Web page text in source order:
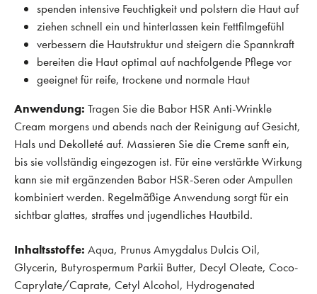
spenden intensive Feuchtigkeit und polstern die Haut auf
ziehen schnell ein und hinterlassen kein Fettfilmgefühl
verbessern die Hautstruktur und steigern die Spannkraft
bereiten die Haut optimal auf nachfolgende Pflege vor
geeignet für reife, trockene und normale Haut
Anwendung: Tragen Sie die Babor HSR Anti-Wrinkle
Cream morgens und abends nach der Reinigung auf Gesicht,
Hals und Dekolleté auf. Massieren Sie die Creme sanft ein,
bis sie vollständig eingezogen ist. Für eine verstärkte Wirkung
kann sie mit ergänzenden Babor HSR-Seren oder Ampullen
kombiniert werden. Regelmäßige Anwendung sorgt für ein
sichtbar glattes, straffes und jugendliches Hautbild.
Inhaltsstoffe: Aqua, Prunus Amygdalus Dulcis Oil,
Glycerin, Butyrospermum Parkii Butter, Decyl Oleate, Coco-
Caprylate/Caprate, Cetyl Alcohol, Hydrogenated